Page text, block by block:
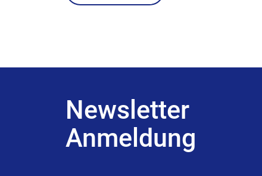
Newsletter
Anmeldung